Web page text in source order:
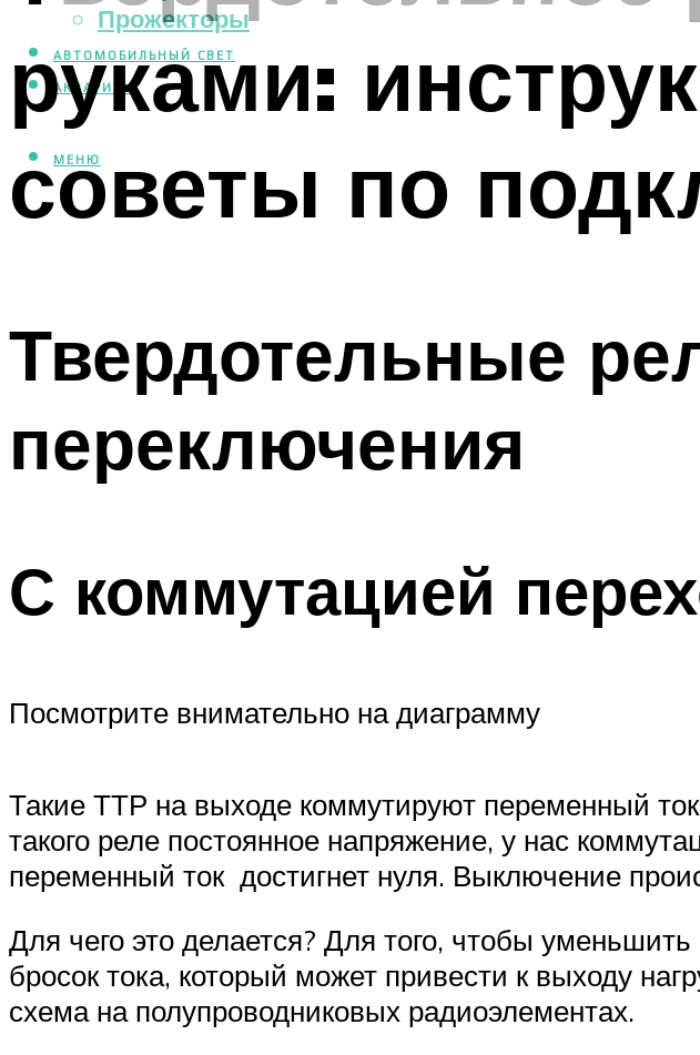
Прожекторы
АВТОМОБИЛЬНЫЙ СВЕТ
АКВАРИУМ
МЕНЮ
руками:
советы по
Твердотельные
переключения
С коммутацией
Посмотрите внимательно на диаграмму
Такие ТТР на выходе коммутируют переменный
такого реле постоянное напряжение, у нас
переменный ток достигнет нуля. Выключение
Для чего это делается? Для того, чтобы
бросок тока, который может привести к выходу
схема на полупроводниковых радиоэлементах.